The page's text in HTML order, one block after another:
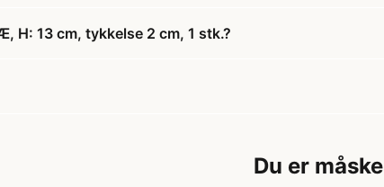
H: 13 cm, tykkelse 2 cm, 1 stk.?
Du er